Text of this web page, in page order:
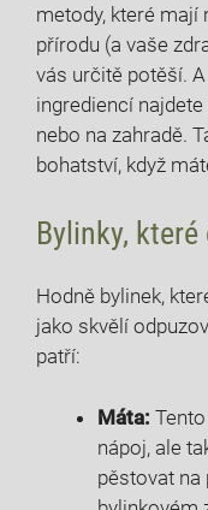
metody, které mají
přírodu (a vaše
vás určitě potěší.
ingrediencí
nebo na zahradě.
bohatství, když
Bylinky,
Hodně bylinek,
jako skvělí
patří:
Máta:
nápoj, ale
pěstovat na